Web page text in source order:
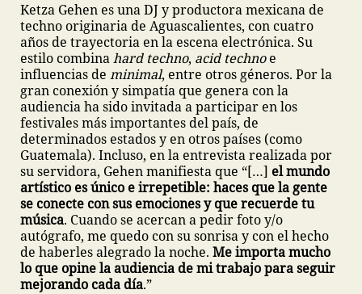
Ketza Gehen es una DJ y productora mexicana de
techno originaria de Aguascalientes, con cuatro
años de trayectoria en la escena electrónica. Su
estilo combinahard techno, acid technoe
influencias de minimal, entre otros géneros. Por la
gran conexión y simpatía que genera con la
audiencia ha sido invitada a participar en los
festivales más importantes del país, de
determinados estados y en otros países (como
Guatemala). Incluso, en la entrevista realizada por
su servidora, Gehen manifiesta que “[…] el mundo
artístico es único e irrepetible: haces que la gente
se conecte con sus emociones y que recuerde tu
música. Cuando se acercan a pedir foto y/o
autógrafo, me quedo con su sonrisa y con el hecho
de haberles alegrado la noche. Me importa mucho
lo que opine la audiencia de mi trabajo para seguir
mejorando cada día.”